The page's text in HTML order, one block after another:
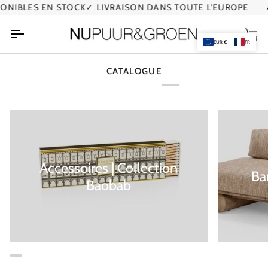
Passer
EN STOCK✓ LIVRAISON DANS TOUTE L'EUROPE
CATALOGUE
Accessoires | Collection
Baobab
EUR € FR